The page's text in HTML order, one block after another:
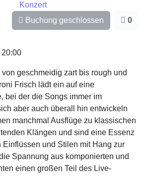
Konzert
Buchung geschlossen
0
20:00
geschmeidig zart bis rough und
Frisch lädt ein auf eine
bei der die Songs immer im
aber auch überall hin entwickeln
manchmal Ausflüge zu klassischen
Klängen und sind eine Essenz
und Stilen mit Hang zur
Spannung aus komponierten und
einen großen Teil des Live-